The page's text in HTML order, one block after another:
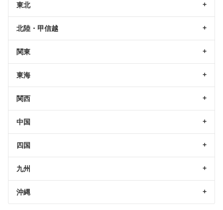
東北
北陸・甲信越
関東
東海
関西
中国
四国
九州
沖縄